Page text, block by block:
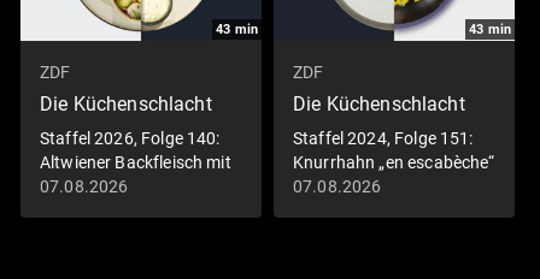
43 min
ZDF
Die Küchenschlacht
Staffel 2026, Folge 140:
Altwiener Backfleisch mit
Remouladensauce
07.08.2026
43 min
ZDF
Die Küchenschlacht
Staffel 2024, Folge 151:
Knurrhahn „en escabèche“
mit zweierlei Blumenkohl
07.08.2026